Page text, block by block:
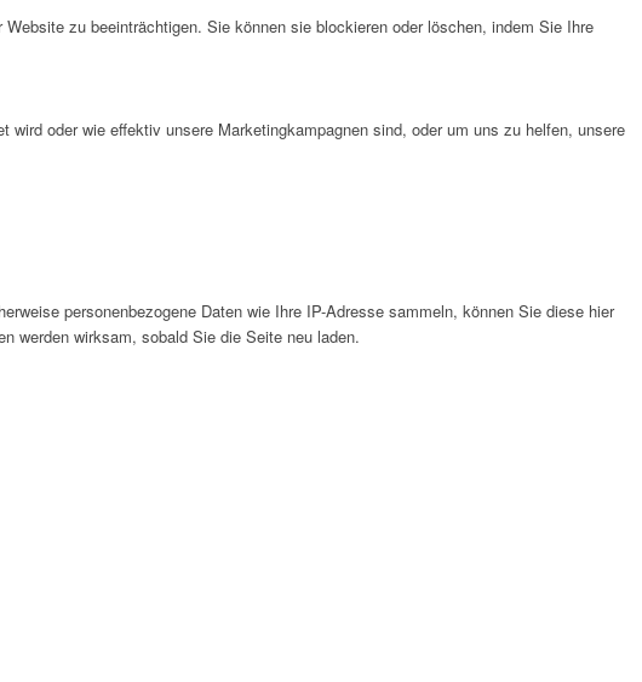
zu beeinträchtigen. Sie können sie blockieren oder löschen, indem Sie Ihre
oder wie effektiv unsere Marketingkampagnen sind, oder um uns zu helfen, unsere
personenbezogene Daten wie Ihre IP-Adresse sammeln, können Sie diese hier
werden wirksam, sobald Sie die Seite neu laden.